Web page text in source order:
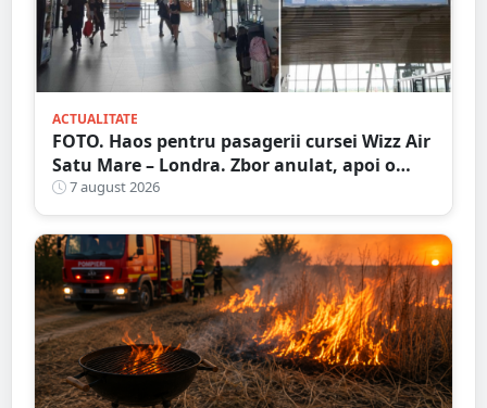
ACTUALITATE
FOTO. Haos pentru pasagerii cursei Wizz Air
Satu Mare – Londra. Zbor anulat, apoi o
nouă întârziere. Fără explicații clare
7 august 2026